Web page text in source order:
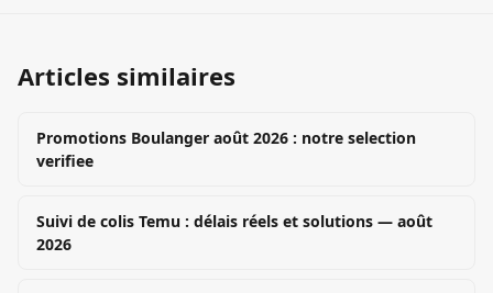
Articles similaires
Promotions Boulanger août 2026 : notre selection
verifiee
Suivi de colis Temu : délais réels et solutions — août
2026